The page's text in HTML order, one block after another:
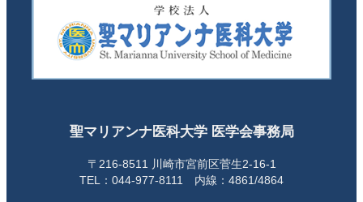
聖マリアンナ医科大学 医学会事務局
〒216-8511 川崎市宮前区菅生2-16-1
TEL：044-977-8111 内線：4861/4864